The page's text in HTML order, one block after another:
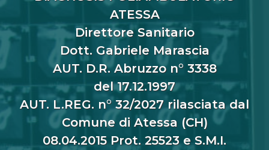
ATESSA
Direttore Sanitario
Dott. Gabriele Marascia
AUT. D.R. Abruzzo n° 3338
del 17.12.1997
AUT. L.REG. n° 32/2027 rilasciata dal
Comune di Atessa (CH)
08.04.2015 Prot. 25523 e S.M.I.